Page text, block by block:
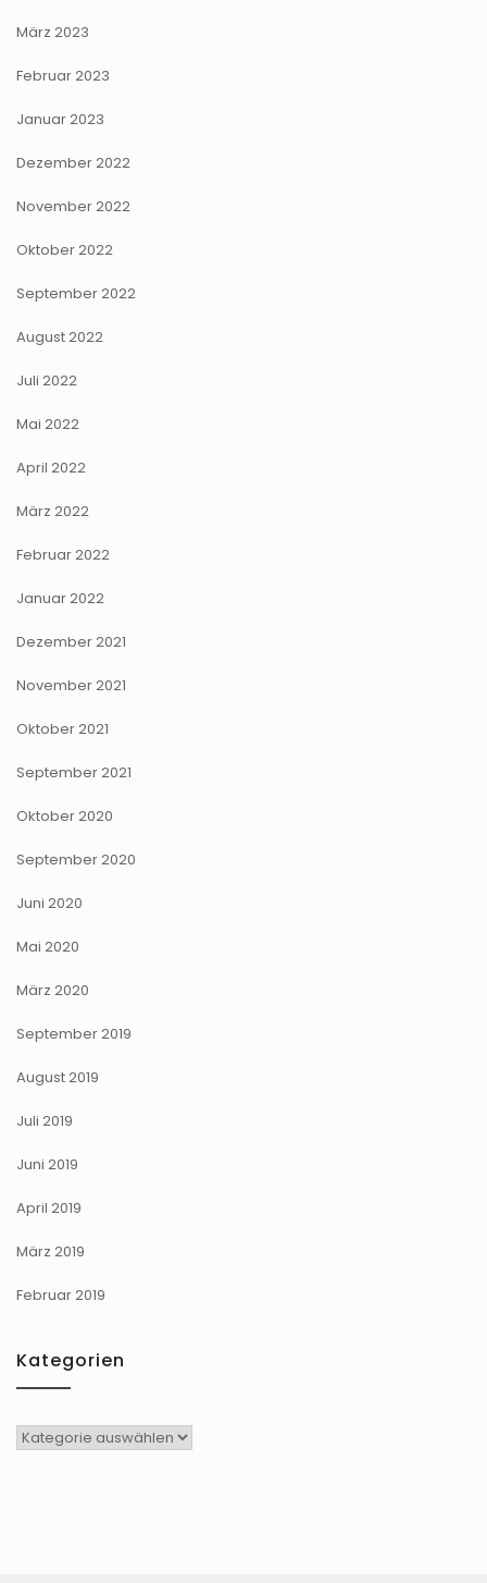
März 2023
Februar 2023
Januar 2023
Dezember 2022
November 2022
Oktober 2022
September 2022
August 2022
Juli 2022
Mai 2022
April 2022
März 2022
Februar 2022
Januar 2022
Dezember 2021
November 2021
Oktober 2021
September 2021
Oktober 2020
September 2020
Juni 2020
Mai 2020
März 2020
September 2019
August 2019
Juli 2019
Juni 2019
April 2019
März 2019
Februar 2019
Kategorien
Kategorien